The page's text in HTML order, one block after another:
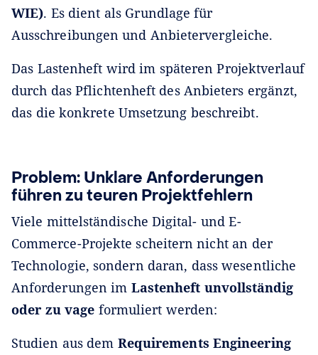
WIE). Es dient als Grundlage für
Ausschreibungen und Anbietervergleiche.
Das Lastenheft wird im späteren Projektverlauf
durch das Pflichtenheft des Anbieters ergänzt,
das die konkrete Umsetzung beschreibt.
Problem: Unklare Anforderungen
führen zu teuren Projektfehlern
Viele mittelständische Digital- und E-
Commerce-Projekte scheitern nicht an der
Technologie, sondern daran, dass wesentliche
Anforderungen im Lastenheft unvollständig
oder zu vage formuliert werden:
Studien aus dem Requirements Engineering